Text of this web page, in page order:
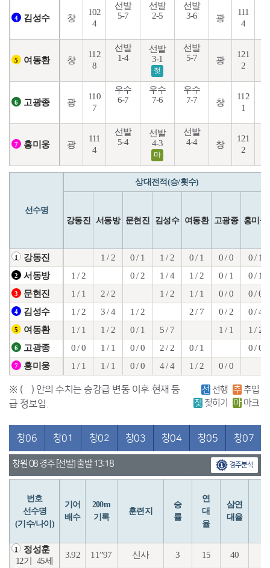
4 김성수 창
102
4
선발
5-7
선발
2-5
선발
3-6
광
111
4
5 여동환 창
112
8
선발
1-4
선발
3-1
젖
선발
5-7
광
121
2
6 고광종 광
110
7
우수
6-7
우수
7-6
우수
7-7
창
112
1
7 홍미웅 광
111
4
선발
5-4
선발
4-3
마
선발
4-4
창
121
2
선수명
상대전적(승/횟수)
강동진 서동방 문현진 김성수 여동환 고광종 홍미웅
1 강동진 1 / 2 0 / 1 1 / 2 0 / 1 0 / 0 0 / 1
2 서동방 1 / 2 0 / 2 1 / 4 1 / 2 0 / 1 0 / 1
3 문현진 1 / 1 2 / 2 1 / 2 1 / 1 0 / 0 0 / 0
4 김성수 1 / 2 3 / 4 1 / 2 2 / 7 0 / 2 0 / 4
5 여동환 1 / 1 1 / 2 0 / 1 5 / 7 1 / 1 1 / 2
6 고광종 0 / 0 1 / 1 0 / 0 2 / 2 0 / 1 0 / 0
7 홍미웅 1 / 1 1 / 1 0 / 0 4 / 4 1 / 2 0 / 0
※ ( ) 안의 수치는 승강급 변동 이후 현재 등
급 정보임.
선 선행 추 추입
젖 젖히기 마 마크
창06 창01 창02 창03 창04 창05 창07
창원 08 경주 [선발] 출발 13:18 경주분석
번호
선수명
(기수/나이)
기어
배수
200m
기록
훈련지
승
률
연
대
율
삼연
대율
1
정성훈
12기
45세
3.92 11”97 신사 3 15 40